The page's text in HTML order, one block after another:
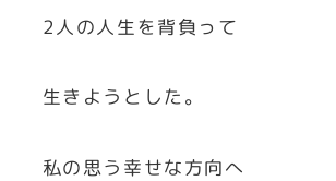
2人の人生を背負って
生きようとした。
私の思う幸せな方向へ